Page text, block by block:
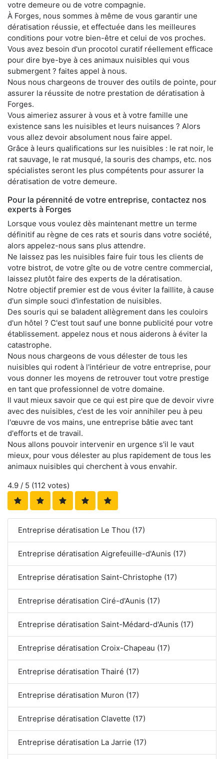
votre demeure ou de votre compagnie.
À Forges, nous sommes à même de vous garantir une
dératisation réussie, et effectuée dans les meilleures
conditions pour votre bien-être et celui de vos proches.
Vous avez besoin d'un procotol curatif réellement efficace
pour dire bye-bye à ces animaux nuisibles qui vous
submergent ? faites appel à nous.
Nous nous chargeons de trouver des outils de pointe, pour
assurer la réussite de notre prestation de dératisation à
Forges.
Vous aimeriez assurer à vous et à votre famille une
existence sans les nuisibles et leurs nuisances ? Alors
vous allez devoir absolument nous faire appel.
Grâce à leurs qualifications sur les nuisibles : le rat noir, le
rat sauvage, le rat musqué, la souris des champs, etc. nos
spécialistes seront les plus compétents pour assurer la
dératisation de votre demeure.
Pour la pérennité de votre entreprise, contactez nos
experts à Forges
Lorsque vous voulez dès maintenant mettre un terme
définitif au règne de ces rats et souris dans votre société,
alors appelez-nous sans plus attendre.
Ne laissez pas les nuisibles faire fuir tous les clients de
votre bistrot, de votre gîte ou de votre centre commercial,
laissez plutôt faire des experts de la dératisation.
Notre objectif premier est de vous éviter la faillite, à cause
d'un simple souci d'infestation de nuisibles.
Des souris qui se baladent allègrement dans les couloirs
d'un hôtel ? C'est tout sauf une bonne publicité pour votre
établissement. appelez nous et nous aiderons à éviter la
catastrophe.
Nous nous chargeons de vous délester de tous les
nuisibles qui rodent à l'intérieur de votre entreprise, pour
vous donner les moyens de retrouver tout votre prestige
en tant que professionnel de votre domaine.
Il vaut mieux savoir que ce qui est pire que de devoir vivre
avec des nuisibles, c'est de les voir annihiler peu à peu
l'œuvre de vos mains, une entreprise bâtie avec tant
d'efforts et de travail.
Nous allons pouvoir intervenir en urgence s'il le vaut
mieux, pour vous délester au plus rapidement de tous les
animaux nuisibles qui cherchent à vous envahir.
4.9 / 5 (112 votes)
Entreprise dératisation Le Thou (17)
Entreprise dératisation Aigrefeuille-d'Aunis (17)
Entreprise dératisation Saint-Christophe (17)
Entreprise dératisation Ciré-d'Aunis (17)
Entreprise dératisation Saint-Médard-d'Aunis (17)
Entreprise dératisation Croix-Chapeau (17)
Entreprise dératisation Thairé (17)
Entreprise dératisation Muron (17)
Entreprise dératisation Clavette (17)
Entreprise dératisation La Jarrie (17)